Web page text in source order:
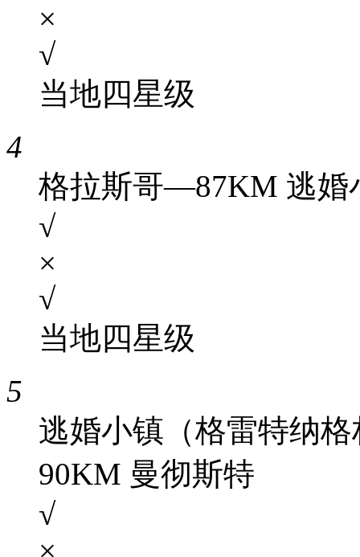
×
√
当地四星级
4
格拉斯哥—87KM 逃婚
√
×
√
当地四星级
5
逃婚小镇（格雷特纳
90KM 曼彻斯特
√